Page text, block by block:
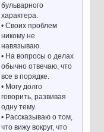
бульварного
характера.
• Своих проблем
никому не
навязываю.
• На вопросы о делах
обычно отвечаю, что
все в порядке.
• Могу долго
говорить, развивая
одну тему.
• Рассказываю о том,
что вижу вокруг, что